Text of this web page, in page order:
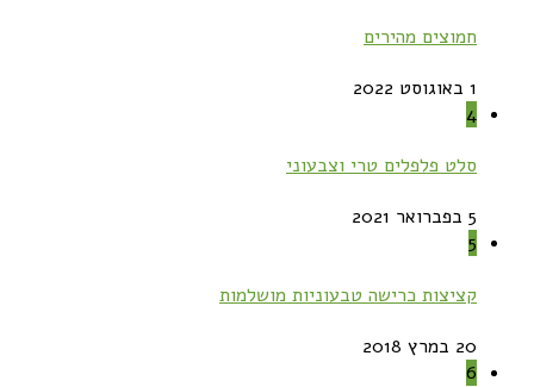
חמוצים מהירים
1 באוגוסט 2022
4
סלט פלפלים טרי וצבעוני
5 בפברואר 2021
5
קציצות כרישה טבעוניות מושלמות
20 במרץ 2018
6